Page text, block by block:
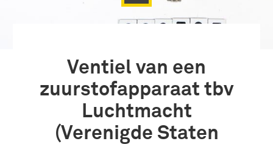
Ventiel van een
zuurstofapparaat tbv
Luchtmacht
(Verenigde Staten